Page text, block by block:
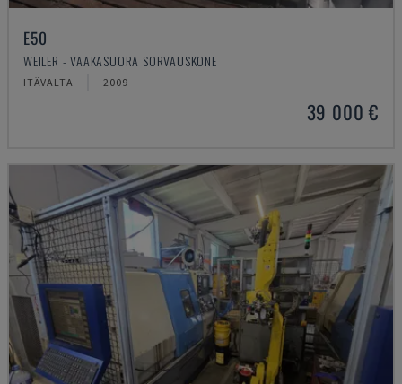
E50
WEILER - VAAKASUORA SORVAUSKONE
ITÄVALTA 2009
39 000 €